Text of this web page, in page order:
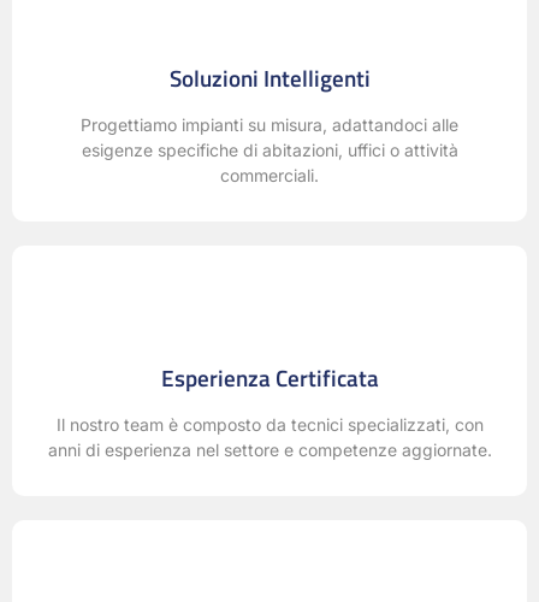
Soluzioni Intelligenti
Progettiamo impianti su misura, adattandoci alle
esigenze specifiche di abitazioni, uffici o attività
commerciali.
Esperienza Certificata
Il nostro team è composto da tecnici specializzati, con
anni di esperienza nel settore e competenze aggiornate.